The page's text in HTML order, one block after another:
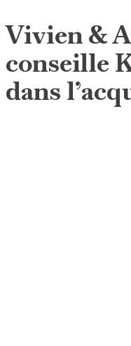
Vivien &
conseille
dans